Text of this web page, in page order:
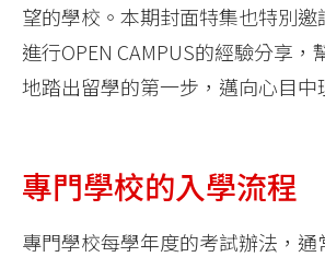
望的學校。本期封面特集也特別
進行OPEN CAMPUS的經驗分享，
地踏出留學的第一步，邁向心目中
專門學校的入學流程
專門學校每學年度的考試辦法，通